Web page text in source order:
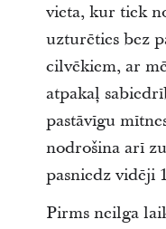
vieta, kur tiek
uzturēties bez
cilvēkiem, ar
atpakaļ
pastāvīgu
nodrošina arī
pasniedz vidēji
Pirms neilga